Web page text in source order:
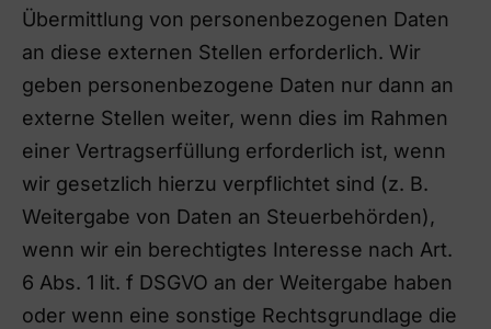
Übermittlung von personenbezogenen Daten
an diese externen Stellen erforderlich. Wir
geben personenbezogene Daten nur dann an
externe Stellen weiter, wenn dies im Rahmen
einer Vertragserfüllung erforderlich ist, wenn
wir gesetzlich hierzu verpflichtet sind (z. B.
Weitergabe von Daten an Steuerbehörden),
wenn wir ein berechtigtes Interesse nach Art.
6 Abs. 1 lit. f DSGVO an der Weitergabe haben
oder wenn eine sonstige Rechtsgrundlage die